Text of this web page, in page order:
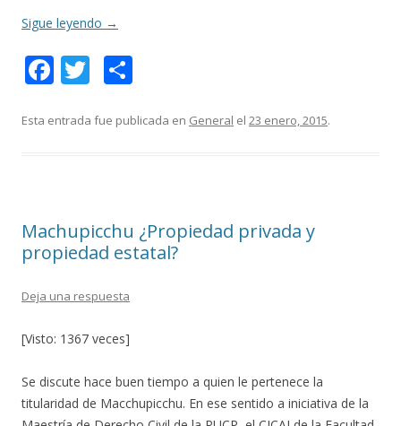
Sigue leyendo →
F
e
k
T
itt m
r
Esta entrada fue publicada en General el 23 enero, 2015.
Machupicchu ¿Propiedad privada y
propiedad estatal?
Deja una respuesta
[Visto: 1367 veces]
Se discute hace buen tiempo a quien le pertenece la
titularidad de Macchupicchu. En ese sentido a iniciativa de la